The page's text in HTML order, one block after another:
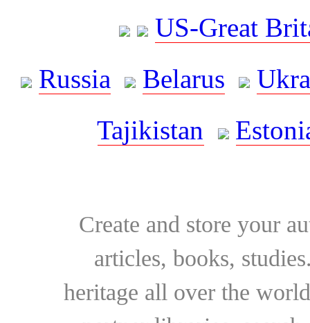
US-Great
Russia
Belarus
Tajikistan
Create and store your
articles, books,
heritage all over the